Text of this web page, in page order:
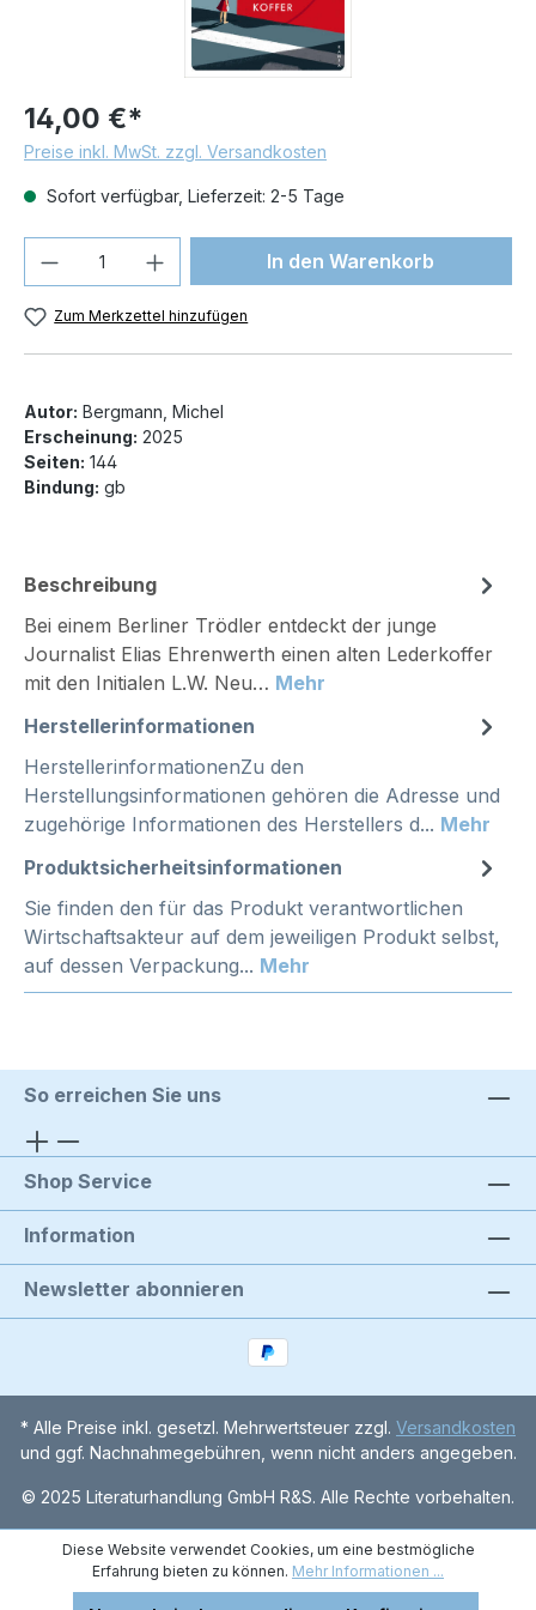
14,00 €*
Preise inkl. MwSt. zzgl. Versandkosten
Sofort verfügbar, Lieferzeit: 2-5 Tage
Produkt Anzahl: Gib denIn den Warenkorb
Zum Merkzettel hinzufügen
Autor: Bergmann, Michel
Erscheinung: 2025
Seiten: 144
Bindung: gb
Beschreibung
Bei einem Berliner Trödler entdeckt der junge
Journalist Elias Ehrenwerth einen alten Lederkoffer
mit den Initialen L.W. Neu… Mehr
Herstellerinformationen
HerstellerinformationenZu den
Herstellungsinformationen gehören die Adresse und
zugehörige Informationen des Herstellers d... Mehr
Produktsicherheitsinformationen
Sie finden den für das Produkt verantwortlichen
Wirtschaftsakteur auf dem jeweiligen Produkt selbst,
auf dessen Verpackung... Mehr
So erreichen Sie uns
Shop Service
Information
Newsletter abonnieren
* Alle Preise inkl. gesetzl. Mehrwertsteuer zzgl. Versandkosten
und ggf. Nachnahmegebühren, wenn nicht anders angegeben.
© 2025 Literaturhandlung GmbH R&S. Alle Rechte vorbehalten.
Diese Website verwendet Cookies, um eine bestmögliche
Erfahrung bieten zu können. Mehr Informationen ...